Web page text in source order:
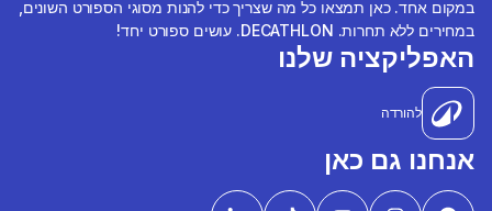
במקום אחד. כאן תמצאו כל מה שצריך כדי להנות מסוגי הספורט השונים,
במחירים ללא תחרות. DECATHLON. עושים ספורט יחד!
האפליקציה שלנו
להורדה
אנחנו גם כאן